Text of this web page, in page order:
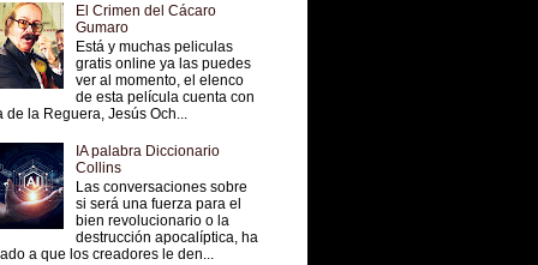
El Crimen del Cácaro
Gumaro
Está y muchas peliculas
gratis online ya las puedes
ver al momento, el elenco
de esta película cuenta con
de la Reguera, Jesús Och...
IA palabra Diccionario
Collins
Las conversaciones sobre
si será una fuerza para el
bien revolucionario o la
destrucción apocalíptica, ha
a que los creadores le den...